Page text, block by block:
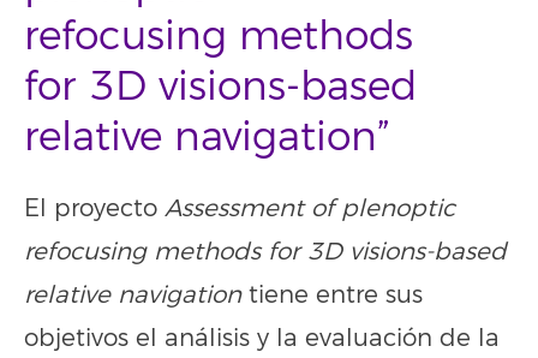
refocusing methods
for 3D visions-based
relative navigation”
El proyecto Assessment of plenoptic
refocusing methods for 3D visions-based
relative navigation tiene entre sus
objetivos el análisis y la evaluación de la